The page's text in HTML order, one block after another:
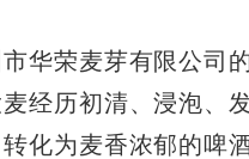
荣麦芽有限公司的
经历初清、浸泡、
化为麦香浓郁的啤